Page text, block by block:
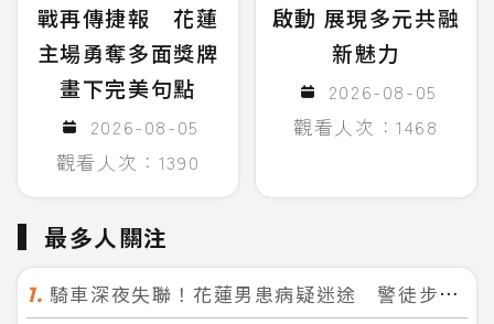
戰再傳捷報 花蓮
主場勇奪多面獎牌
畫下完美句點
2026-08-05
觀看人次：1390
啟動 展現多元共融
新魅力
2026-08-05
觀看人次：1468
最多人關注
1. 騎車深夜失聯！花蓮男患病疑迷途 警徒步百米急尋救回一命